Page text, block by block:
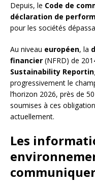
Depuis, le Code de
déclaration de
pour les sociétés
Au niveau européen, la
financier (NFRD) de
Sustainability
progressivement le
l’horizon 2026, près de
soumises à ces
actuellement.
Les